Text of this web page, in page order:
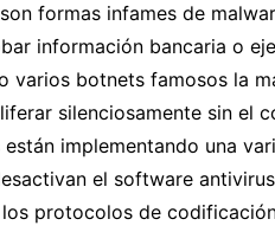
formas infames de
información bancaria o
varios botnets famosos la
silenciosamente sin el
implementando una
el software
protocolos de